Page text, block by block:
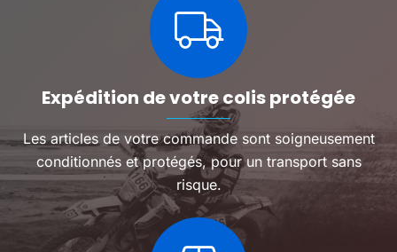
Expédition de votre colis protégée
Les articles de votre commande sont soigneusement
conditionnés et protégés, pour un transport sans
risque.